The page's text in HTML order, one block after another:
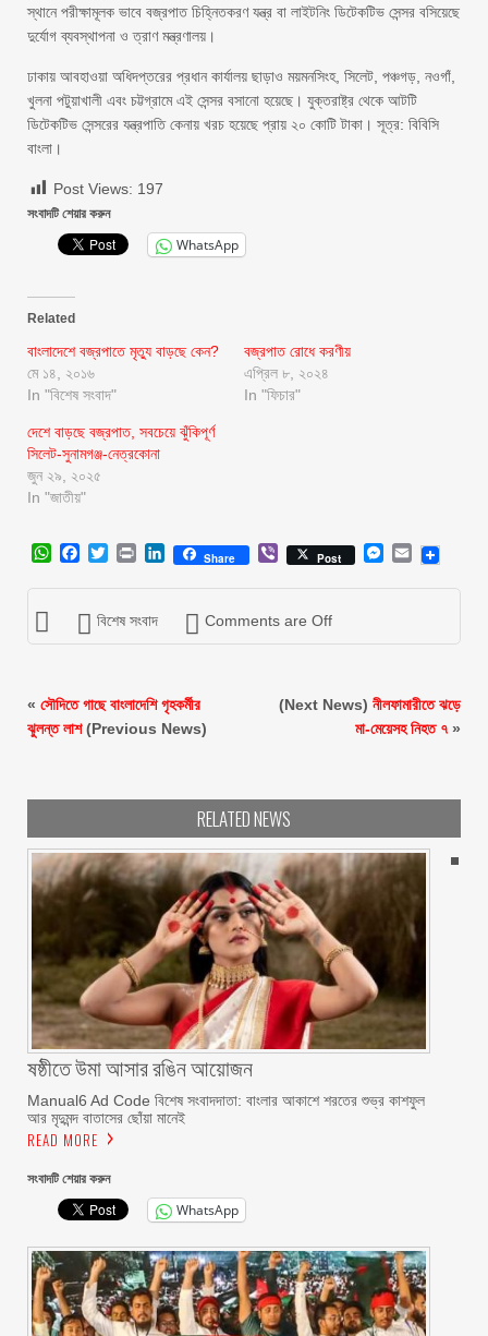
স্থানে পরীক্ষামূলক ভাবে বজ্রপাত চিহ্নিতকরণ যন্ত্র বা লাইটনিং ডিটেকটিভ সেন্সর বসিয়েছে
দুর্যোগ ব্যবস্থাপনা ও ত্রাণ মন্ত্রণালয়।
ঢাকায় আবহাওয়া অধিদপ্তরের প্রধান কার্যালয় ছাড়াও ময়মনসিংহ, সিলেট, পঞ্চগড়, নওগাঁ,
খুলনা পটুয়াখালী এবং চট্টগ্রামে এই সেন্সর বসানো হয়েছে। যুক্তরাষ্ট্র থেকে আটটি
ডিটেকটিভ সেন্সরের যন্ত্রপাতি কেনায় খরচ হয়েছে প্রায় ২০ কোটি টাকা। সূত্র: বিবিসি
বাংলা।
Post Views: 197
সংবাদটি শেয়ার করুন
WhatsApp
Related
বাংলাদেশে বজ্রপাতে মৃত্যু বাড়ছে কেন?
মে ১৪, ২০১৬
In "বিশেষ সংবাদ"
বজ্রপাত রোধে করণীয়
এপ্রিল ৮, ২০২৪
In "ফিচার"
দেশে বাড়ছে বজ্রপাত, সবচেয়ে ঝুঁকিপূর্ণ
সিলেট-সুনামগঞ্জ-নেত্রকোনা
জুন ২৯, ২০২৫
In "জাতীয়"
WhatsApp
Facebook
Twitter
Print LinkedIn
Share ViberPost Messenger
Email
বিশেষ সংবাদ Comments are Off
« সৌদিতে গাছে বাংলাদেশি গৃহকর্মীর
ঝুলন্ত লাশ(Previous News)
(Next News) নীলফামারীতে ঝড়ে
মা-মেয়েসহ নিহত ৭ »
RELATED NEWS
ষষ্ঠীতে উমা আসার রঙিন আয়োজন
Manual6 Ad Code বিশেষ সংবাদদাতা: বাংলার আকাশে শরতের শুভ্র কাশফুল
আর মৃদুমন্দ বাতাসের ছোঁয়া মানেই
READ MORE
সংবাদটি শেয়ার করুন
WhatsApp